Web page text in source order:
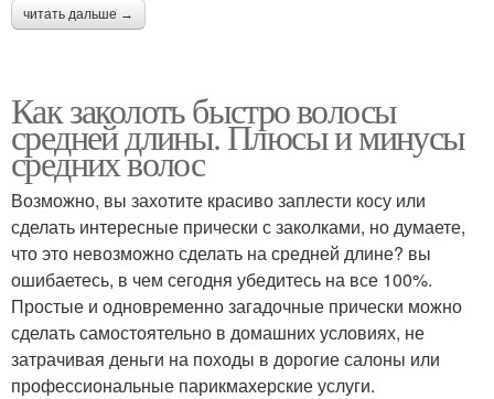
читать дальше →
Как заколоть быстро волосы
средней длины. Плюсы и минусы
средних волос
Возможно, вы захотите красиво заплести косу или
сделать интересные прически с заколками, но думаете,
что это невозможно сделать на средней длине? вы
ошибаетесь, в чем сегодня убедитесь на все 100%.
Простые и одновременно загадочные прически можно
сделать самостоятельно в домашних условиях, не
затрачивая деньги на походы в дорогие салоны или
профессиональные парикмахерские услуги.